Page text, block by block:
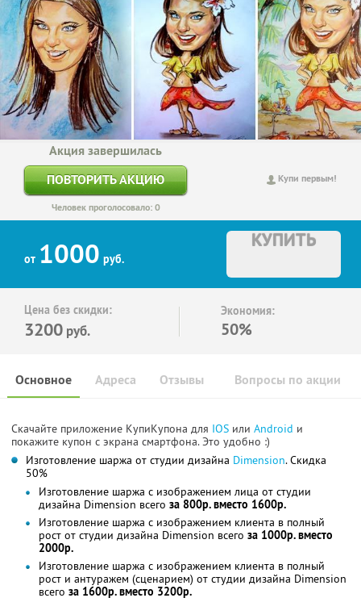
Купи первым!
Акция завершилась
ПОВТОРИТЬ АКЦИЮ
Человек проголосовало: 0
от 1000 руб.
КУПИТЬ
Цена без скидки:
3200 руб.
Экономия:
50%
Основное Отзывы Вопросы по акции
Адреса
Скачайте приложение КупиКупона для IOS или Android и
покажите купон с экрана смартфона. Это удобно :)
Изготовление шаржа от студии дизайна Dimension. Скидка
50%
Изготовление шаржа с изображением лица от студии
дизайна Dimension всего за 800р. вместо 1600р.
Изготовление шаржа с изображением клиента в полный
рост от студии дизайна Dimension всего за 1000р. вместо
2000р.
Изготовление шаржа с изображением клиента в полный
рост и антуражем (сценарием) от студии дизайна Dimension
всего за 1600р. вместо 3200р.